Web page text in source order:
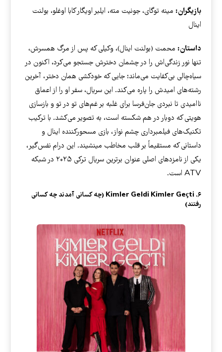
بازیگران: مینه توگای، جونیت مته، ایلبر اویگار کابا اوغلو، بولنت
اینال
داستان: محمت (بولنت اینال)، وکیلی که پس از مرگ همسرش،
تنها نور زندگی‌اش را در چشمان دخترش جستجو می‌کرد، اکنون در
سیاه‌چالی بی‌کفایت می‌ماند؛ جایی که خودکشی همان دختر، آخرین
رشته‌های امیدش را پاره می‌کند. این سریال، سفر او را از اعماق
ناامیدی تا نبردی جان‌فرسا برای غلبه بر غم‌های تو در تو و بازسازی
هویتی که دوبار در هم شکسته است، به تصویر می‌کشد. با ترکیب
تکنیک‌های فیلمبرداری چشم نواز، بازی مسحورکننده اینال و
داستانی که مستقیماً بر قلب مخاطب مینشیند. این درام نفس‌گیر،
یکی از نامزدهای اصلی عنوان برترین سریال ترکی ۲۰۲۵ در شبکه
ATV است.
۶. Kimler Geldi Kimler Geçti (چه کسانی آمدند چه کسانی
رفتند)